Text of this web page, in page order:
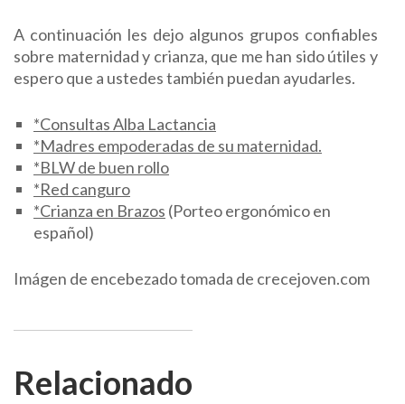
A continuación les dejo algunos grupos confiables
sobre maternidad y crianza, que me han sido útiles y
espero que a ustedes también puedan ayudarles.
*Consultas Alba Lactancia
*Madres empoderadas de su maternidad.
*BLW de buen rollo
*Red canguro
*Crianza en Brazos (Porteo ergonómico en
español)
Imágen de encebezado tomada de crecejoven.com
Relacionado